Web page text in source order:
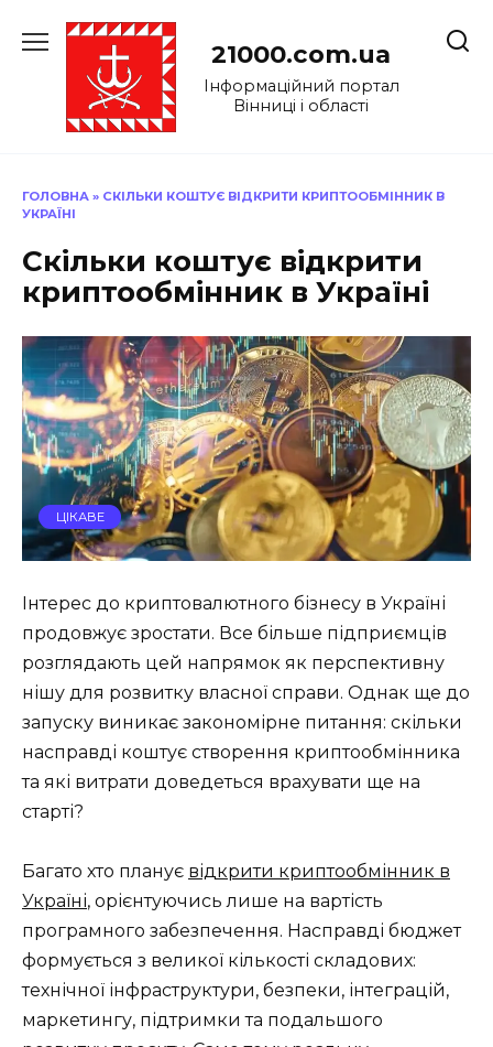
до
21000.com.ua
Інформаційний портал
Вінниці і області
ГОЛОВНА » СКІЛЬКИ КОШТУЄ ВІДКРИТИ КРИПТООБМІННИК В
УКРАЇНІ
Скільки коштує відкрити
криптообмінник в Україні
ЦІКАВЕ
Інтерес до криптовалютного бізнесу в Україні
продовжує зростати. Все більше підприємців
розглядають цей напрямок як перспективну
нішу для розвитку власної справи. Однак ще до
запуску виникає закономірне питання: скільки
насправді коштує створення криптообмінника
та які витрати доведеться врахувати ще на
старті?
Багато хто планує відкрити криптообмінник в
Україні, орієнтуючись лише на вартість
програмного забезпечення. Насправді бюджет
формується з великої кількості складових:
технічної інфраструктури, безпеки, інтеграцій,
маркетингу, підтримки та подальшого